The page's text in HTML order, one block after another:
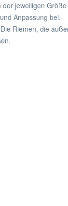
jeweiligen
Anpassung bei.
Riemen, die